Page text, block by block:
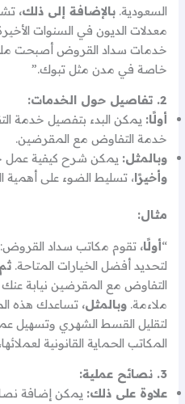
السعودية.بالإضافة إلى ذلك،
معدلات الديون في السنوات
خدمات سداد القروض أصبحت
خاصة في مدن مثل تبوك.”
2. تفاصيل حول الخدمات:
أولًا: يمكن البدء بتفصيل خدمة
خدمة التفاوض مع المقرضين.
وبالمثل: يمكن شرح كيفية عمل
وأخيرًا، تسليط الضوء على أهمية
مثال:
“أولًا، تقوم مكاتب سداد
لتحديد أفضل الخيارات المتاحة.
التفاوض مع المقرضين نيابة
ملاءمة.وبالمثل، تساعدك هذه
لتقليل القسط الشهري وتسهيل
المكاتب الحماية القانونية
3. نصائح عملية:
علاوة على ذلك: يمكن إضافة